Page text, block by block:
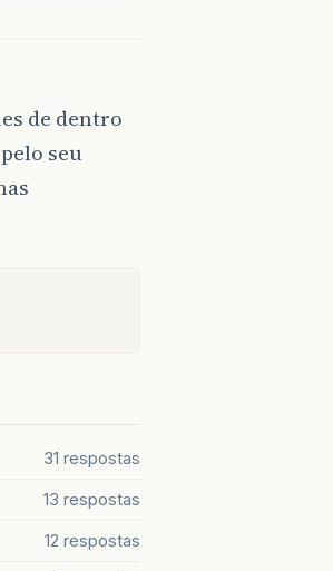
de dentro
seu
31 respostas
13 respostas
12 respostas